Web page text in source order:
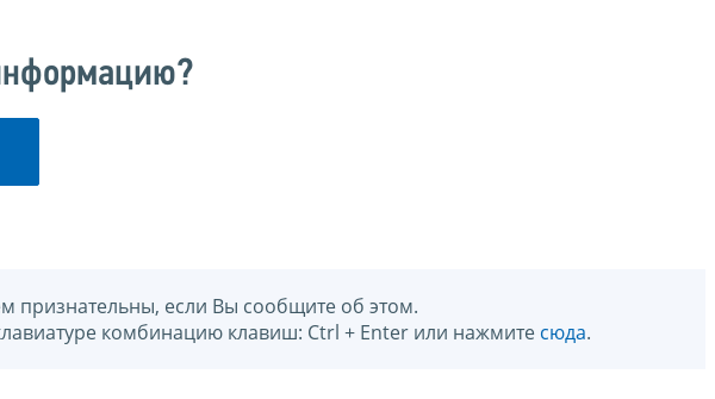
признательны, если Вы сообщите об этом.
комбинацию клавиш: Ctrl + Enter или нажмите сюда.